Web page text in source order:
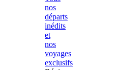
nos
départs
inédits
et
nos
voyages
exclusifs